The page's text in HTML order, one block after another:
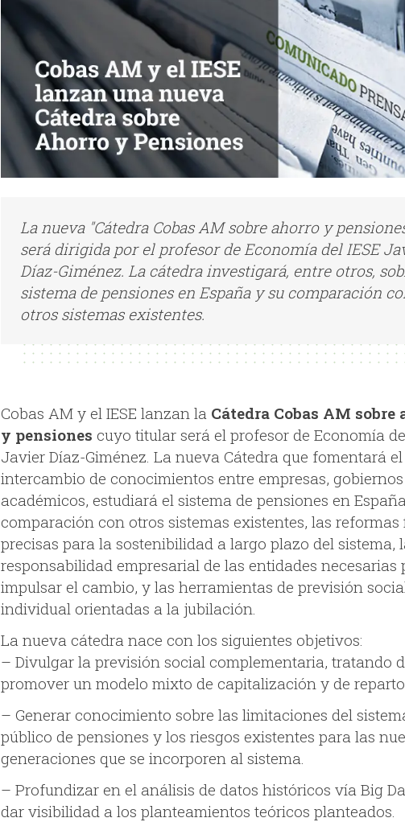
La nueva "Cátedra Cobas AM sobre ahorro y
será dirigida por el profesor de Economía del IESE
Díaz-Giménez. La cátedra investigará, entre otros,
sistema de pensiones en España y su comparación
otros sistemas existentes.
Cobas AM y el IESE lanzan la Cátedra Cobas AM sobre
y pensiones cuyo titular será el profesor de Economía
Javier Díaz-Giménez. La nueva Cátedra que fomentará el
intercambio de conocimientos entre empresas,
académicos, estudiará el sistema de pensiones en
comparación con otros sistemas existentes, las reformas
precisas para la sostenibilidad a largo plazo del sistema,
responsabilidad empresarial de las entidades necesarias
impulsar el cambio, y las herramientas de previsión
individual orientadas a la jubilación.
La nueva cátedra nace con los siguientes objetivos:
– Divulgar la previsión social complementaria, tratando
promover un modelo mixto de capitalización y de
– Generar conocimiento sobre las limitaciones del
público de pensiones y los riesgos existentes para las
generaciones que se incorporen al sistema.
– Profundizar en el análisis de datos históricos vía Big
dar visibilidad a los planteamientos teóricos planteados.